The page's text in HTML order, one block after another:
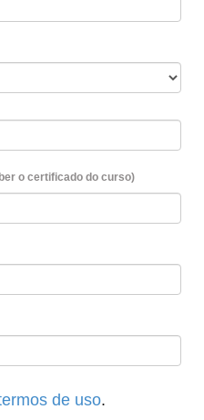
o certificado do curso)
de uso.